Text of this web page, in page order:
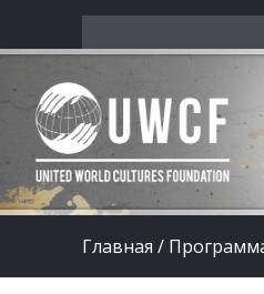
Главная /